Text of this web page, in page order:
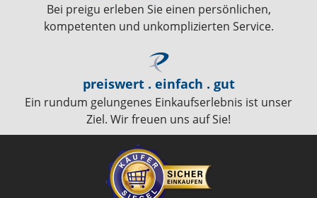
Bei preigu erleben Sie einen persönlichen,
kompetenten und unkomplizierten Service.
preiswert . einfach . gut
Ein rundum gelungenes Einkaufserlebnis ist unser
Ziel. Wir freuen uns auf Sie!